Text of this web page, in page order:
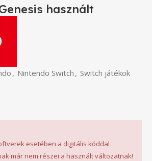
használt
, Nintendo Switch , Switch játékok
esetében a digitális kóddal
már nem részei a használt változatnak!